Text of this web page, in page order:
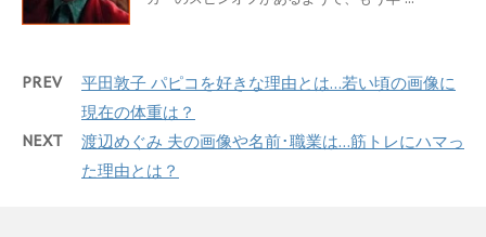
PREV
平田敦子 パピコを好きな理由とは…若い頃の画像に
現在の体重は？
NEXT
渡辺めぐみ 夫の画像や名前･職業は…筋トレにハマっ
た理由とは？